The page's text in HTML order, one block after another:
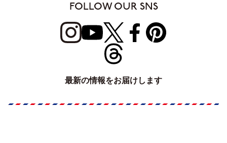
FOLLOW OUR SNS
最新の情報をお届けします